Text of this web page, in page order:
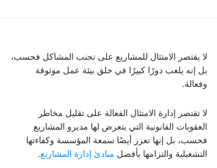
لا يقتصر الامتثال للمشاريع على تجنب المشاكل فحسب،
بل إنه يلعب دورًا كبيرًا في خلق بيئة عمل موثوقة
وفعالة.
لا تقتصر إدارة الامتثال الفعالة على تقليل مخاطر
العقوبات القانونية التي يتعرض لها مديرو المشاريع
فحسب، بل إنها تعزز أيضًا سمعة المؤسسة وكفاءتها
التشغيلية والتزامها بأفضل مبادئ إدارة المشاريع.